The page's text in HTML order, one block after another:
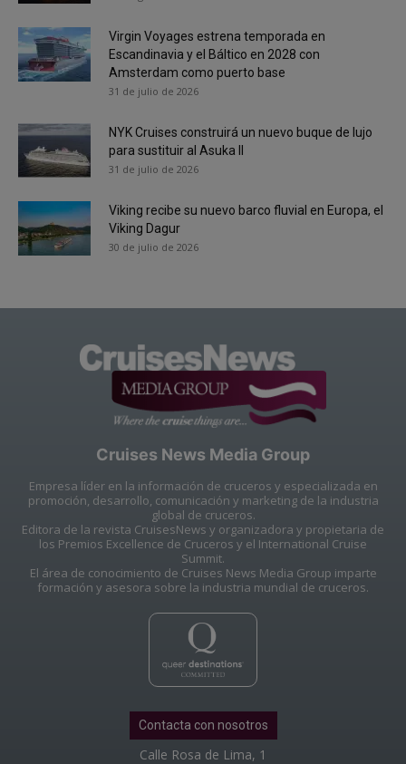
Virgin Voyages estrena temporada en
Escandinavia y el Báltico en 2028 con
Amsterdam como puerto base
31 de julio de 2026
NYK Cruises construirá un nuevo buque de lujo
para sustituir al Asuka II
31 de julio de 2026
Viking recibe su nuevo barco fluvial en Europa, el
Viking Dagur
30 de julio de 2026
Cruises News Media Group
Empresa líder en la información de cruceros y especializada en
promoción, desarrollo, comunicación y marketing de la industria
global de cruceros.
Editora de la revista CruisesNews y organizadora y propietaria de
los Premios Excellence de Cruceros y el International Cruise
Summit.
El área de conocimiento de Cruises News Media Group imparte
formación y asesora sobre la industria mundial de cruceros.
Contacta con nosotros
Calle Rosa de Lima, 1